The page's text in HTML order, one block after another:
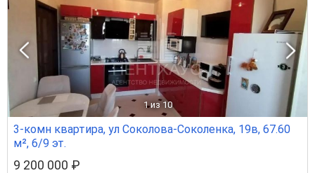
1 из 10
3-комн квартира, ул Соколова-Соколенка, 19в, 67.60
м², 6/9 эт.
9 200 000 ₽